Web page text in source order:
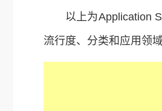
以上为Application
流行度、分类和应用领